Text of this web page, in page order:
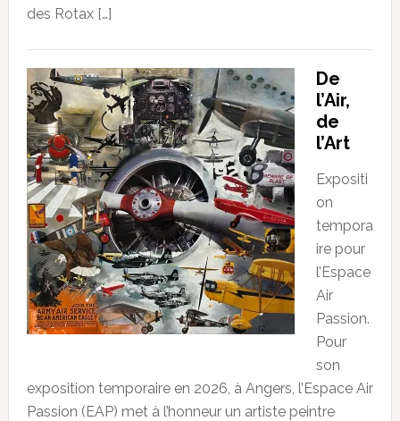
des Rotax […]
De
l’Air,
de
l’Art
Expositi
on
tempora
ire pour
l’Espace
Air
Passion.
Pour
son
exposition temporaire en 2026, à Angers, l’Espace Air
Passion (EAP) met à l’honneur un artiste peintre